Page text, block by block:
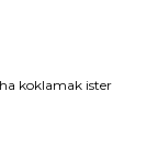
koklamak ister